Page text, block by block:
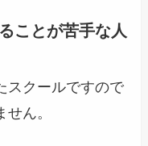
ことが苦手な人
スクールですので
ん。